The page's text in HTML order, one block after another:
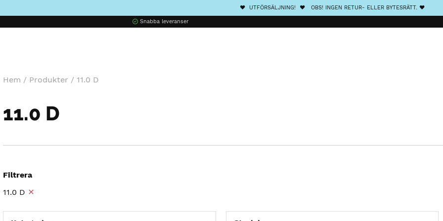
❤️ UTFÖRSÄLJNING! ❤️ OBS! INGEN RETUR- ELLER BYTESRÄTT. ❤️
Snabba leveranser
Hem / Produkter / 11.0 D
11.0 D
Filtrera
11.0 D